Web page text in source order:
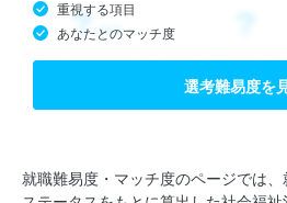
重視する項目
あなたとのマッチ度
選考難易度を
就職難易度・マッチ度のページでは